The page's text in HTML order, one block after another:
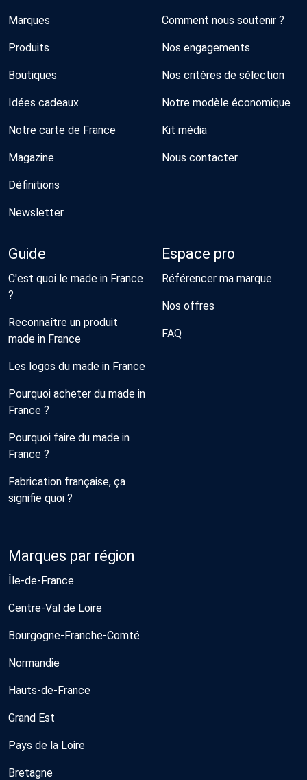
Marques
Produits
Boutiques
Idées cadeaux
Notre carte de France
Magazine
Définitions
Newsletter
Comment nous soutenir ?
Nos engagements
Nos critères de sélection
Notre modèle économique
Kit média
Nous contacter
Guide
C'est quoi le made in France
?
Reconnaître un produit
made in France
Les logos du made in France
Pourquoi acheter du made in
France ?
Pourquoi faire du made in
France ?
Fabrication française, ça
signifie quoi ?
Espace pro
Référencer ma marque
Nos offres
FAQ
Marques par région
Île-de-France
Centre-Val de Loire
Bourgogne-Franche-Comté
Normandie
Hauts-de-France
Grand Est
Pays de la Loire
Bretagne